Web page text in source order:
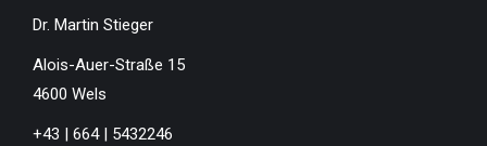
Dr. Martin Stieger
Alois-Auer-Straße 15
4600 Wels
+43 | 664 | 5432246